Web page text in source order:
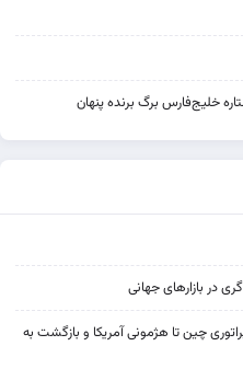
در بازارهای جهانی
چین تا هژمونی آمریکا و بازگشت به